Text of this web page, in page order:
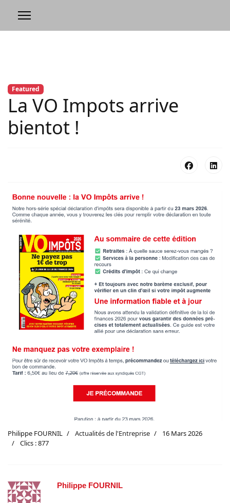
Featured
La VO Impots arrive
bientot !
Philippe FOURNIL Actualités de l'Entreprise
16 Mars 2026
Clics : 877
Philippe FOURNIL